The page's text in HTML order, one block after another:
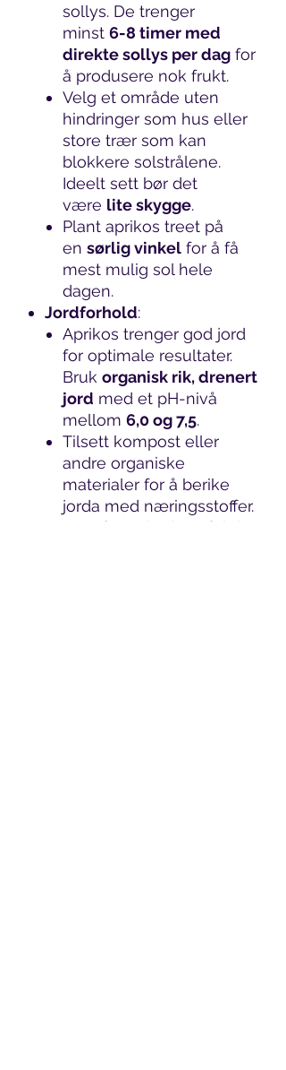
sollys. De trenger
minst 6-8 timer med
direkte sollys per dag for
å produsere nok frukt.
Velg et område uten
hindringer som hus eller
store trær som kan
blokkere solstrålene.
Ideelt sett bør det
være lite skygge.
Plant aprikos treet på
en sørlig vinkel for å få
mest mulig sol hele
dagen.
Jordforhold:
Aprikos trenger god jord
for optimale resultater.
Bruk organisk rik, drenert
jord med et pH-nivå
mellom 6,0 og 7,5.
Tilsett kompost eller
andre organiske
materialer for å berike
jorda med næringsstoffer.
Sørg for at jorda er fuktig,